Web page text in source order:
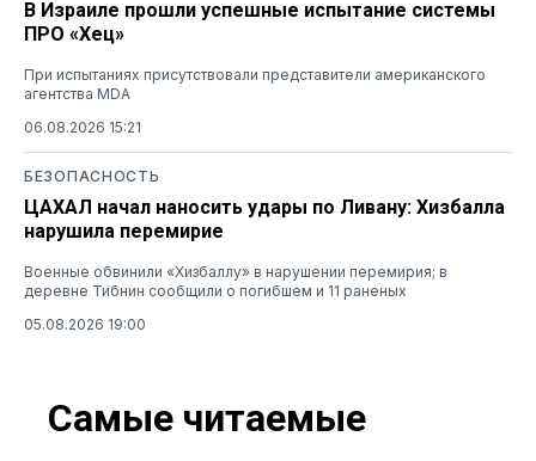
В Израиле прошли успешные испытание системы
ПРО «Хец»
При испытаниях присутствовали представители американского
агентства MDA
06.08.2026 15:21
БЕЗОПАСНОСТЬ
ЦАХАЛ начал наносить удары по Ливану: Хизбалла
нарушила перемирие
Военные обвинили «Хизбаллу» в нарушении перемирия; в
деревне Тибнин сообщили о погибшем и 11 раненых
05.08.2026 19:00
Самые читаемые